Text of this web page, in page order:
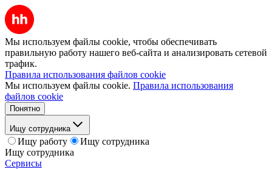
Мы используем файлы cookie, чтобы обеспечивать
правильную работу нашего веб-сайта и анализировать сетевой
трафик.
Правила использования файлов cookie
Мы используем файлы cookie. Правила использования
файлов cookie
Понятно
Ищу сотрудника
Ищу работу
Ищу сотрудника
Ищу сотрудника
Сервисы